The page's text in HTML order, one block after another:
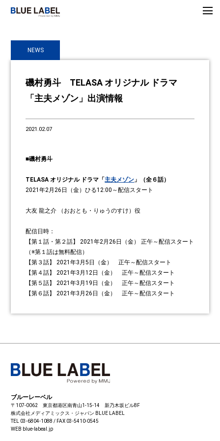
磯村勇斗 TELASA オリジナル ドラマ
「主夫メゾン」出演情報
2021.02.07
■磯村勇斗
TELASA オリジナル ドラマ「主夫メゾン 」（全６話）
2021年2月26日（金）ひる12:00～配信スタート
大友 龍之介 （おおとも・りゅうのすけ）役
配信日時：
【第１話・第２話】 2021年2月26日（金） 正午～配信スタート
（※第１話は無料配信）
【第３話】 2021年3月5日（金） 正午～配信スタート
【第４話】 2021年3月12日（金） 正午～配信スタート
【第５話】 2021年3月19日（金） 正午～配信スタート
【第６話】 2021年3月26日（金） 正午～配信スタート
NEWS
ブルーレーベル
〒107-0062 東京都港区南青山1-15-14 新乃木坂ビル8F
株式会社メディアミックス・ジャパン BLUE LABEL
TEL 03-6804-1088 / FAX 03-5410-0545
WEB blue-labeal.jp